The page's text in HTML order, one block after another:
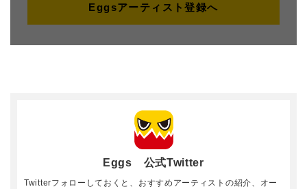
ごらんください)
リース等の交渉が進行している場合は状況の申告を原則と
報“に必ずご記入ください。"メンバー情報"への記入をもっ
て、注意事項の内容を承諾したものとみなします。
・アーティスト写真は、顔がはっきりとわかるものをEggs
に登録してください。
Eggsアーティスト登録へ
Eggs 公式Twitter
Twitterフォローしておくと、おすすめアーティストの紹介、オー